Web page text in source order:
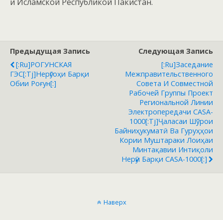
Предыдущая Запись
[:ru]РОГУНСКАЯ
ГЭС[:tj]Нерӯгоҳи Барқи
Обии Роғун[:]
Следующая Запись
[:ru]Заседание
Межправительственного
Совета И Совместной
Рабочей Группы Проект
Региональной Линии
Электропередачи CASA-
1000[:tj]Ҷаласаи Шўрои
Байниҳукуматӣ Ва Гуруҳҳои
Кории Муштараки Лоиҳаи
Минтақавии Интиқоли
Нерӯи Барқи CASA-1000[:]
Наверх